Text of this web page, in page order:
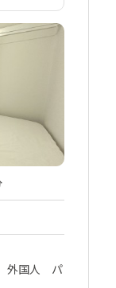
外国人 パ